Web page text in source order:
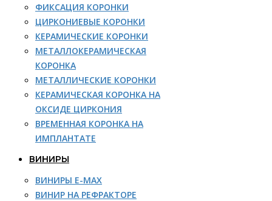
ФИКСАЦИЯ КОРОНКИ
ЦИРКОНИЕВЫЕ КОРОНКИ
КЕРАМИЧЕСКИЕ КОРОНКИ
МЕТАЛЛОКЕРАМИЧЕСКАЯ
КОРОНКА
МЕТАЛЛИЧЕСКИЕ КОРОНКИ
КЕРАМИЧЕСКАЯ КОРОНКА НА
ОКСИДЕ ЦИРКОНИЯ
ВРЕМЕННАЯ КОРОНКА НА
ИМПЛАНТАТЕ
ВИНИРЫ
ВИНИРЫ E-MAX
ВИНИР НА РЕФРАКТОРЕ